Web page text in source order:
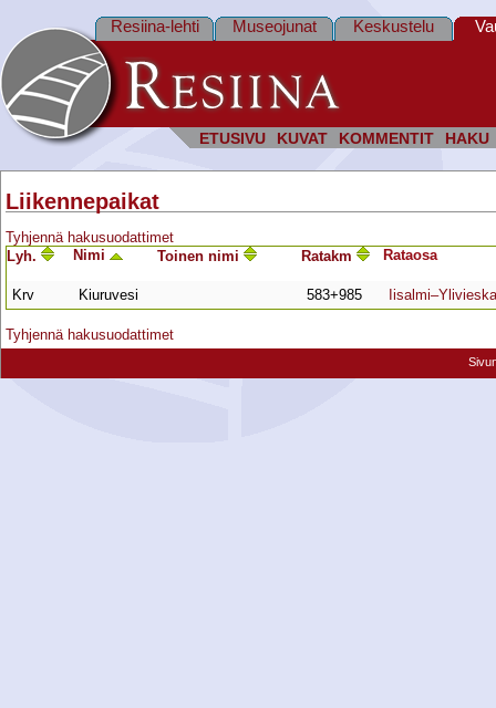
ETUSIVU KUVAT KOMMENTIT HAKU
Resiina-lehti Museojunat Keskustelu
Liikennepaikat
Tyhjennä hakusuodattimet
Lyh.
Nimi Toinen nimi Ratakm Rata­osa
Krv Kiuruvesi 583+985 Iisalmi–Ylivieska
Tyhjennä hakusuodattimet